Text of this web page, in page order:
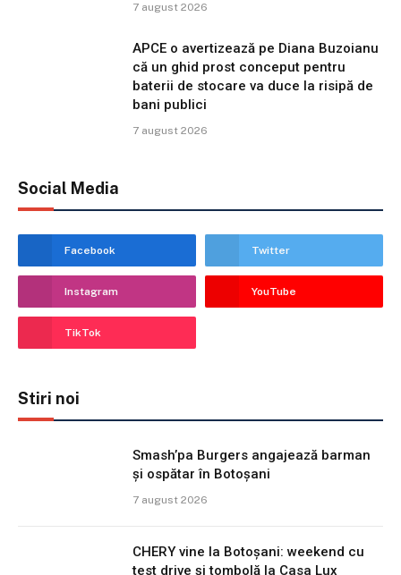
7 august 2026
APCE o avertizează pe Diana Buzoianu
că un ghid prost conceput pentru
baterii de stocare va duce la risipă de
bani publici
7 august 2026
Social Media
Facebook Twitter
Instagram YouTube
TikTok
Stiri noi
Smash’pa Burgers angajează barman
și ospătar în Botoșani
7 august 2026
CHERY vine la Botoșani: weekend cu
test drive și tombolă la Casa Lux